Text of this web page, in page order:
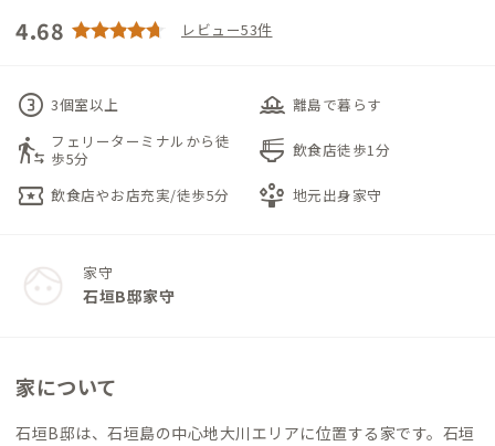
4.68 レビュー53件
counter_3 3個室以上 houseboat 離島で暮らす
transfer_within_a_station フェリーターミナルから徒
歩5分
ramen_dining 飲食店徒歩1分
local_activity 飲食店やお店充実/徒歩5分 person_play 地元出身家守
家守
石垣B邸家守
家について
石垣B邸は、石垣島の中心地大川エリアに位置する家です。石垣